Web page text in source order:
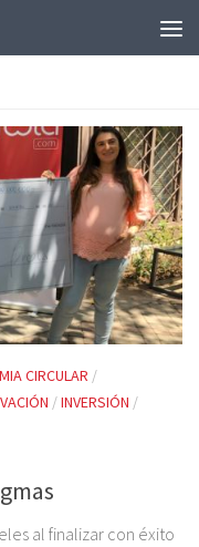
CIRCULAR /
/INVERSIÓN /
al finalizar con éxito